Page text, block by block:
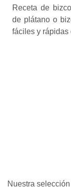
Receta de
de plátano o
fáciles y rápidas
Nuestra